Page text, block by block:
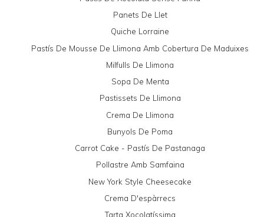
Panets De Llet
Quiche Lorraine
Pastís De Mousse De Llimona Amb Cobertura De Maduixes
Milfulls De Llimona
Sopa De Menta
Pastissets De Llimona
Crema De Llimona
Bunyols De Poma
Carrot Cake - Pastís De Pastanaga
Pollastre Amb Samfaina
New York Style Cheesecake
Crema D'espàrrecs
Tarta Xocolatíssima